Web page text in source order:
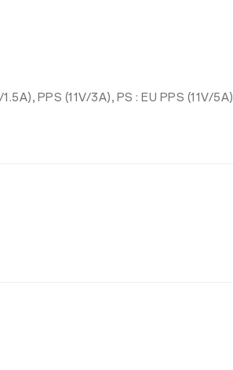
PPS (11V/3A), PS : EU PPS (11V/5A)